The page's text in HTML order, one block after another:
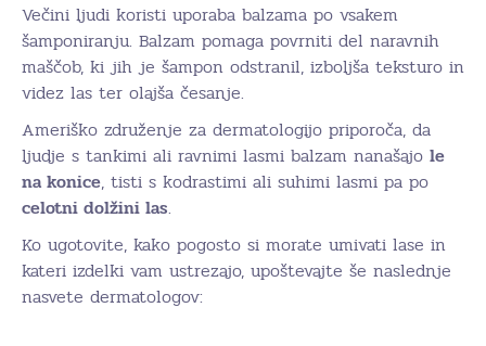
Večini ljudi koristi uporaba balzama po vsakem
šamponiranju. Balzam pomaga povrniti del naravnih
maščob, ki jih je šampon odstranil, izboljša teksturo in
videz las ter olajša česanje.
Ameriško združenje za dermatologijo priporoča, da
ljudje s tankimi ali ravnimi lasmi balzam nanašajo le
na konice, tisti s kodrastimi ali suhimi lasmi pa po
celotni dolžini las.
Ko ugotovite, kako pogosto si morate umivati lase in
kateri izdelki vam ustrezajo, upoštevajte še naslednje
nasvete dermatologov: